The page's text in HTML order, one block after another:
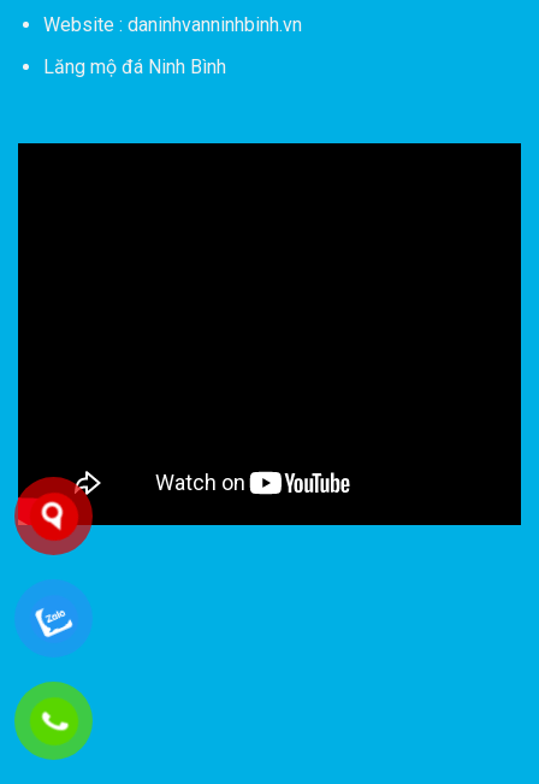
Website : daninhvanninhbinh.vn
Lăng mộ đá Ninh Bình